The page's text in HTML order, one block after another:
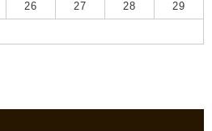
26 27 28 29